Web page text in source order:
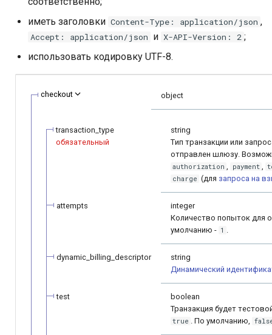
Тестовый режим
Коды ошибок
КРОК
МТС Деньги
МТС Деньги 2
ЧАСТКАМI (онлайн-
кредит Паритетбанк)
PayU
QPay
QIWI Кошелек
Прием платежей
терминалы QIWI
Операция AFT
Токенизация
Токенизация карты
Проверка
Запрос статуса
Запрос баланса
Запрос баланса
Telegram bot bePaid
Каскадные платежи
Проверка KYC данных
клиента
персональных данных
держателей карт
уведомлений
Провайдеры токенов
информацией о продаже
Архив изменений
иметь заголовки Content-Type: application/json ,
Accept: application/json и X-API-Version: 2 ;
использовать кодировку UTF-8.
checkout object
transaction_type
обязательный
string
Tип транзакции или
отправлен шлюзу.
authorization , payment ,
charge (для запроса на
attempts
integer
Количество попыток для
умолчанию - 1 .
dynamic_billing_descriptor
string
Динамический
test
boolean
Транзакция будет
true . По умолчанию,